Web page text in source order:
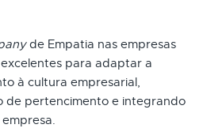
de Empatia nas empresas
para adaptar a
à cultura empresarial,
de pertencimento e integrando